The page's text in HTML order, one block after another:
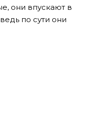
они впускают в
по сути они